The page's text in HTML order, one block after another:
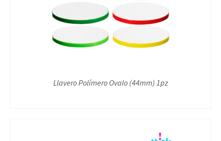
Llavero Polímero Ovalo (44mm) 1pz